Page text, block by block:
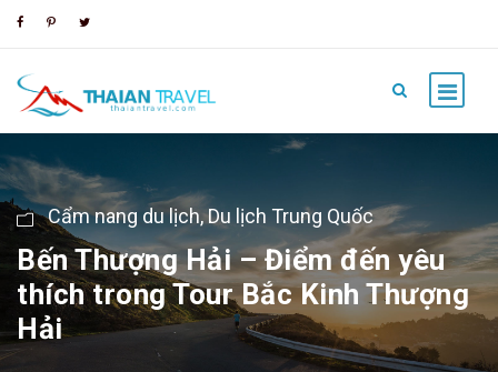
Cẩm nang du lịch,Du lịch Trung Quốc
Bến Thượng Hải – Điểm đến yêu
thích trong Tour Bắc Kinh Thượng
Hải